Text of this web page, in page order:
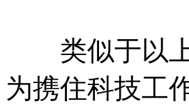
类似于以上
为携住科技工